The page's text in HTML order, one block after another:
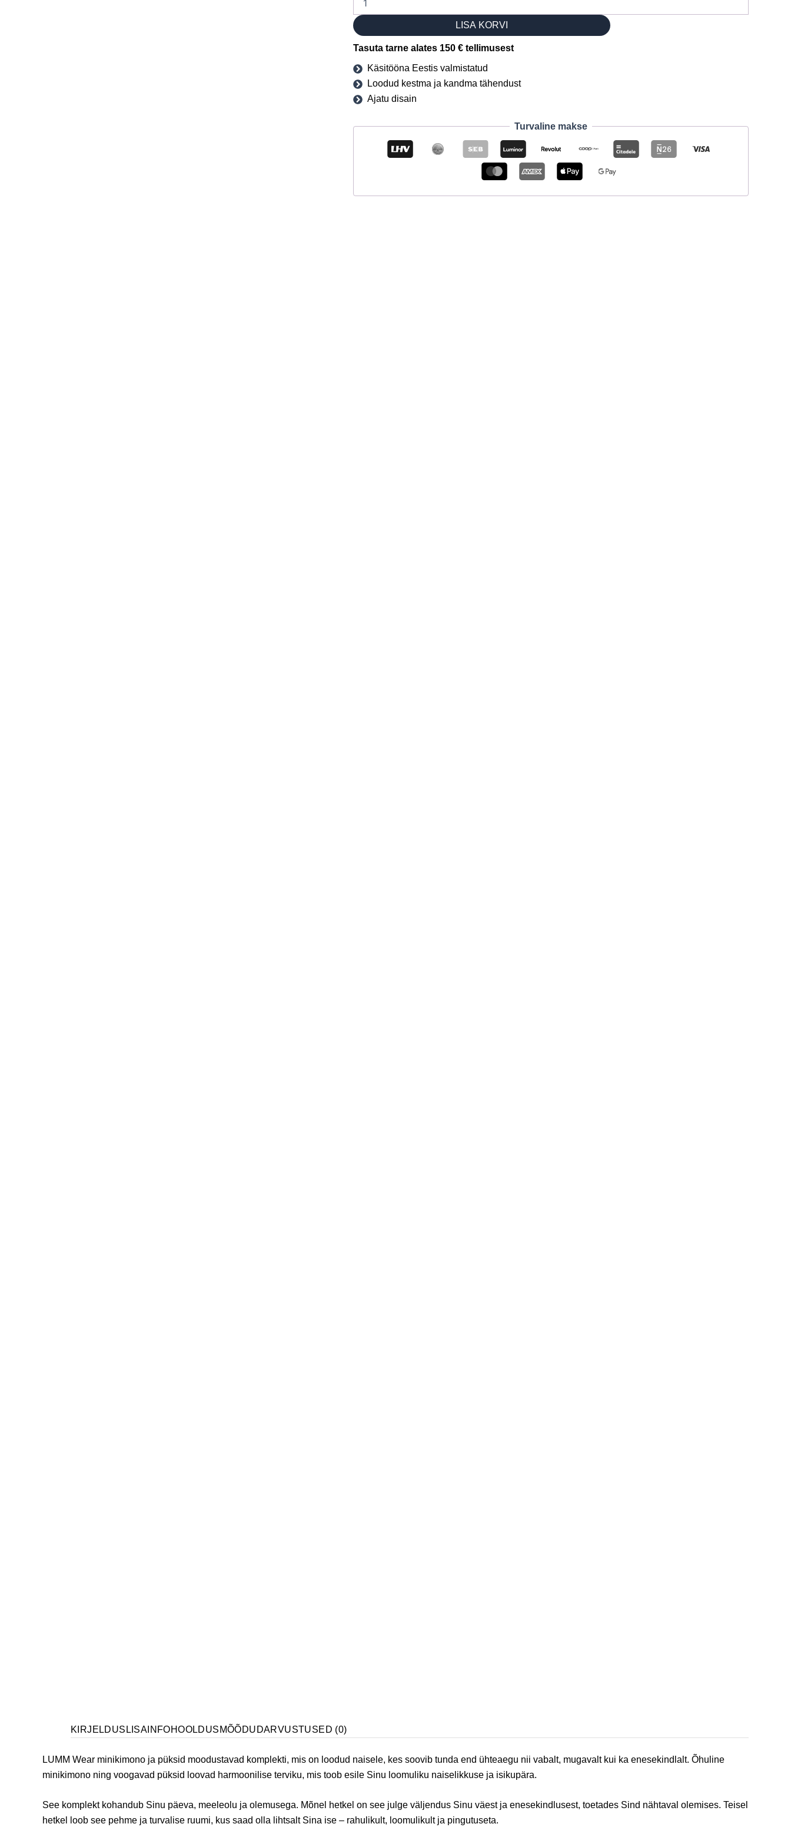
LISA KORVI
Tasuta tarne alates 150 € tellimusest
Käsitööna Eestis valmistatud
Loodud kestma ja kandma tähendust
Ajatu disain
Turvaline makse
KIRJELDUS LISAINFOHOOLDUS MÕÕDUDARVUSTUSED (0)
LUMM Wear minikimono ja püksid moodustavad komplekti, mis on loodud naisele, kes soovib tunda end ühteaegu nii vabalt, mugavalt kui ka enesekindlalt. Õhuline
minikimono ning voogavad püksid loovad harmoonilise terviku, mis toob esile Sinu loomuliku naiselikkuse ja isikupära.
See komplekt kohandub Sinu päeva, meeleolu ja olemusega. Mõnel hetkel on see julge väljendus Sinu väest ja enesekindlusest, toetades Sind nähtaval olemises. Teisel
hetkel loob see pehme ja turvalise ruumi, kus saad olla lihtsalt Sina ise – rahulikult, loomulikult ja pingutuseta.